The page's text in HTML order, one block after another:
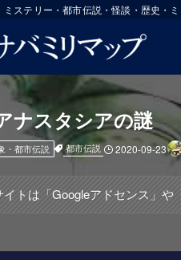
ミステリー・都市伝説・怪談・歴史・
ナスタシアの謎
・都市伝説 都市伝説 2020-09-23
イトは「Googleアドセンス」